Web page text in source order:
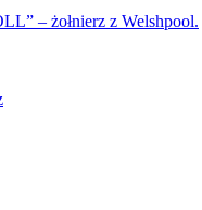
– żołnierz z Welshpool.